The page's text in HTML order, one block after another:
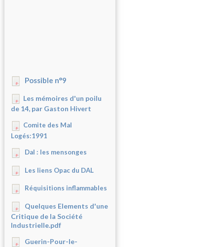
Possible n°9
Les mémoires d'un poilu
de 14, par Gaston Hivert
Comite des Mal
Logés:1991
Dal : les mensonges
Les liens Opac du DAL
Réquisitions inflammables
Quelques Elements d'une
Critique de la Société
Industrielle.pdf
Guerin-Pour-le-